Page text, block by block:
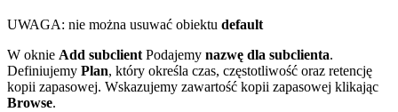
UWAGA: nie można usuwać obiektu default
W oknie Add subclient Podajemy nazwę dla subclienta.
Definiujemy Plan, który określa czas, częstotliwość oraz retencję
kopii zapasowej. Wskazujemy zawartość kopii zapasowej klikając
Browse.